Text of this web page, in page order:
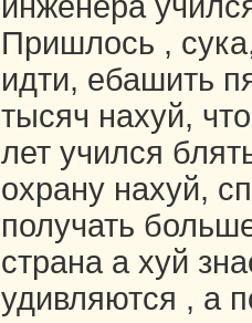
Пришлось ,
идти, ебашить
тысяч нахуй,
лет учился
охрану нахуй,
получать
страна а хуй
удивляются , а